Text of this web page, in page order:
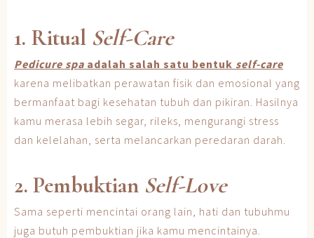
1. Ritual Self-Care
Pedicure spa adalah salah satu bentuk self-care
karena melibatkan perawatan fisik dan emosional yang
bermanfaat bagi kesehatan tubuh dan pikiran. Hasilnya
kamu merasa lebih segar, rileks, mengurangi stress
dan kelelahan, serta melancarkan peredaran darah.
2. Pembuktian Self-Love
Sama seperti mencintai orang lain, hati dan tubuhmu
juga butuh pembuktian jika kamu mencintainya.